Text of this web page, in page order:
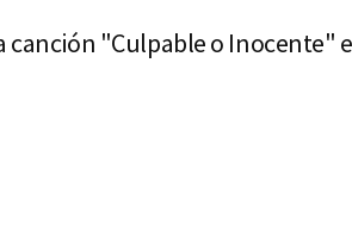
la canción "Culpable o